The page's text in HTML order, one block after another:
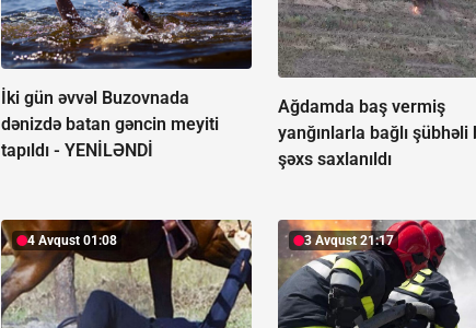
İki gün əvvəl Buzovnada
dənizdə batan gəncin meyiti
tapıldı - YENİLƏNDİ
Ağdamda baş vermiş
yanğınlarla bağlı şübhəli
şəxs saxlanıldı
4 Avqust 01:08 3 Avqust 21:17